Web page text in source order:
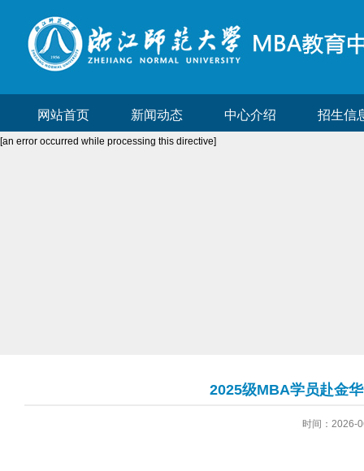
网站首页 新闻动态 中心介绍 招生信
[an error occurred while processing this directive]
2025级MBA学员赴金
时间：2026-